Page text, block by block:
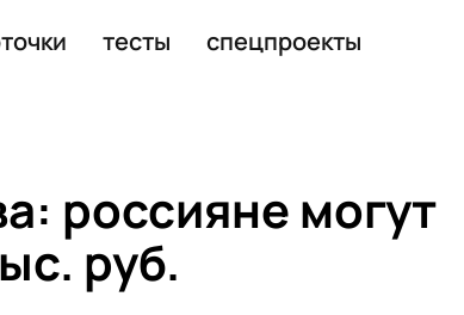
тесты спецпроекты
россияне могут
руб.